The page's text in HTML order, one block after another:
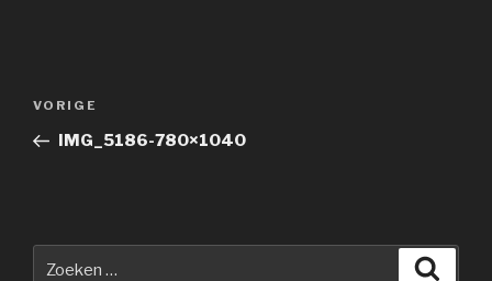
Vorig
bericht
VORIGE
IMG_5186-780×1040